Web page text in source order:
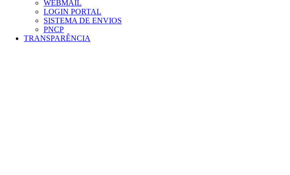
WEBMAIL
LOGIN PORTAL
SISTEMA DE ENVIOS
PNCP
TRANSPARÊNCIA